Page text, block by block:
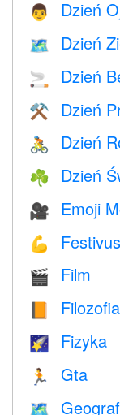
👨 Dzień
🗺️ Dzień
🚬 Dzień
⚒️ Dzień
🚴 Dzień
☘️ Dzień
🎥 Emoji
💪 Festivus
🎬 Film
📙 Filozofia
🌠 Fizyka
🏃 Gta
🗺